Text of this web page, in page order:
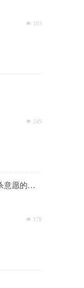
넶 103
넶 249
意愿的考
넶 178